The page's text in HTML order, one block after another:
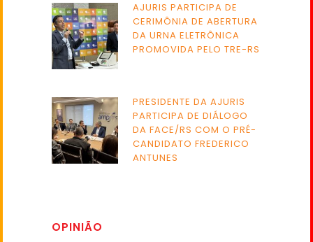
AJURIS PARTICIPA DE
CERIMÔNIA DE ABERTURA
DA URNA ELETRÔNICA
PROMOVIDA PELO TRE-RS
PRESIDENTE DA AJURIS
PARTICIPA DE DIÁLOGO
DA FACE/RS COM O PRÉ-
CANDIDATO FREDERICO
ANTUNES
OPINIÃO